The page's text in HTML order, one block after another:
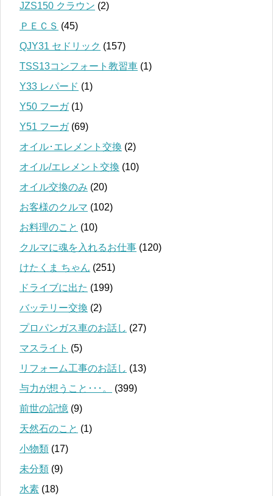
JZS150 クラウン (2)
ＰＥＣＳ (45)
QJY31 セドリック (157)
TSS13コンフォート教習車 (1)
Y33 レパード (1)
Y50 フーガ(1)
Y51 フーガ(69)
オイル･エレメント交換 (2)
オイル/エレメント交換 (10)
オイル交換のみ (20)
お客様のクルマ (102)
お料理のこと (10)
クルマに魂を入れるお仕事 (120)
けたくま ちゃん (251)
ドライブに出た (199)
バッテリー交換 (2)
プロパンガス車のお話し (27)
マスライト (5)
リフォーム工事のお話し (13)
与力が想うこと･･･。
(399)
前世の記憶 (9)
天然石のこと (1)
小物類 (17)
未分類 (9)
水素 (18)